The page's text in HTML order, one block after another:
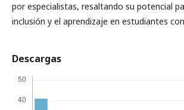
por especialistas, resaltando su potencial
inclusión y el aprendizaje en estudiantes
Descargas